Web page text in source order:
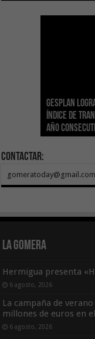
Gesplan
Índice de
año
El Gobierno
POSEICAN-
tras
Transición
adhesión a la
Canarias
Visocan
vivienda
asequible de
Sanidad
los centros
ecografía
El Gobierno
Sal Marina
Contactar:
gomeratoday@gmail.com
La Gomera
Hermigua presenta
6 agosto, 2026
La campaña de
millones de euros en
6 agosto, 2026